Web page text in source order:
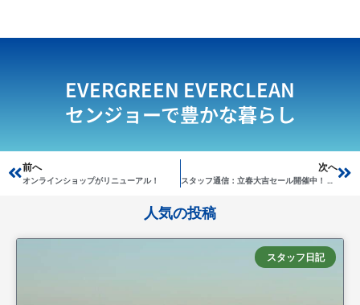
EVERGREEN EVERCLEAN
センジョーで豊かな暮らし
Prev
前へ
オンラインショップがリニューアル！
次へ
スタッフ通信：立春大吉セール開催中！ と近況報告いろいろ
人気の投稿
スタッフ日記